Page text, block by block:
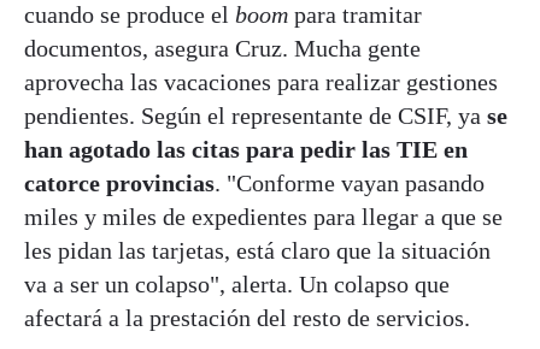
cuando se produce el boom para tramitar
documentos, asegura Cruz. Mucha gente
aprovecha las vacaciones para realizar gestiones
pendientes. Según el representante de CSIF, ya se
han agotado las citas para pedir las TIE en
catorce provincias. "Conforme vayan pasando
miles y miles de expedientes para llegar a que se
les pidan las tarjetas, está claro que la situación
va a ser un colapso", alerta. Un colapso que
afectará a la prestación del resto de servicios.